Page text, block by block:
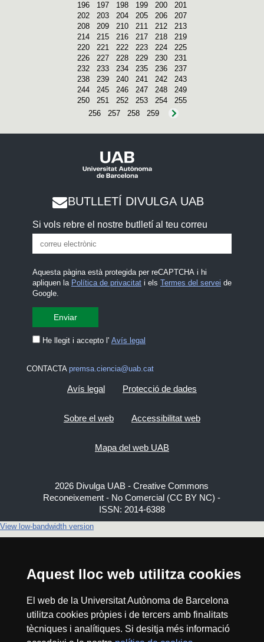
Aquest lloc web utilitza cookies
El web de la Universitat Autònoma de Barcelona
utilitza cookies pròpies i de tercers amb finalitats
tècniques i analítiques. Si desitja més informació
196
197 198 199 200
201
202
203 204 205 206
207
208
209 210 211 212
213
214
215 216 217 218
219
220
221 222 223 224
225
226
227 228 229 230
231
232
233 234 235 236
237
238
239 240 241 242
243
244
245 246 247 248
249
250
251 252 253 254
255
256
257 258 259
BUTLLETÍ DIVULGA UAB
Si vols rebre el nostre butlletí al teu correu
Aquesta pàgina està protegida per reCAPTCHA i hi
apliquen la Política de privacitati els Termes del servei de
Google.
He llegit i accepto l' Avís legal
CONTACTA premsa.ciencia@uab.cat
Avís legal Protecció de dades
Sobre el web Accessibilitat web
Mapa del web UAB
2026 Divulga UAB - Creative Commons
Reconeixement - No Comercial (CC BY NC) -
ISSN: 2014-6388
View low-bandwidth version